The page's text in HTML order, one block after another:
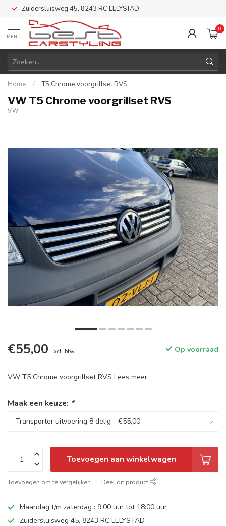
Zuidersluisweg 45, 8243 RC LELYSTAD
MENU
0
Home / T5 Chrome voorgrillset RVS
VW T5 Chrome voorgrillset RVS
VW
€55,00 Excl. btw Op voorraad
VW T5 Chrome voorgrillset RVS Lees meer.
Maak een keuze: *
Toevoegen aan winkelwagen
Toevoegen om te vergelijken Deel dit product
Maandag t/m zaterdag : 9.00 uur tot 18:00 uur
Zuidersluisweg 45, 8243 RC LELYSTAD